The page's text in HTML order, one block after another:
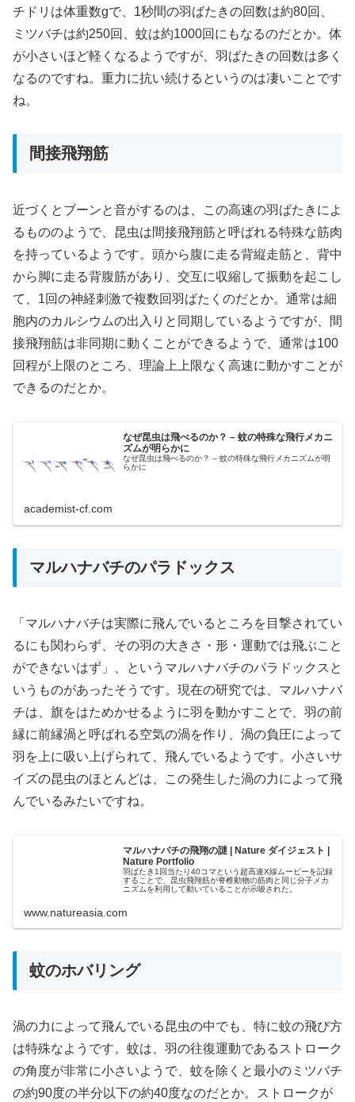
チドリは体重数gで、1秒間の羽ばたきの回数は約80回、
ミツバチは約250回、蚊は約1000回にもなるのだとか。体
が小さいほど軽くなるようですが、羽ばたきの回数は多く
なるのですね。重力に抗い続けるというのは凄いことです
ね。
間接飛翔筋
近づくとブーンと音がするのは、この高速の羽ばたきによ
るもののようで、昆虫は間接飛翔筋と呼ばれる特殊な筋肉
を持っているようです。頭から腹に走る背縦走筋と、背中
から脚に走る背腹筋があり、交互に収縮して振動を起こし
て、1回の神経刺激で複数回羽ばたくのだとか。通常は細
胞内のカルシウムの出入りと同期しているようですが、間
接飛翔筋は非同期に動くことができるようで、通常は100
回程が上限のところ、理論上上限なく高速に動かすことが
できるのだとか。
なぜ昆虫は飛べるのか？ – 蚊の特殊な飛行メカニ
ズムが明らかに
なぜ昆虫は飛べるのか？ – 蚊の特殊な飛行メカニズムが明
らかに
academist-cf.com
マルハナバチのパラドックス
「マルハナバチは実際に飛んでいるところを目撃されてい
るにも関わらず、その羽の大きさ・形・運動では飛ぶこと
ができないはず」、というマルハナバチのパラドックスと
いうものがあったそうです。現在の研究では、マルハナバ
チは、旗をはためかせるように羽を動かすことで、羽の前
縁に前縁渦と呼ばれる空気の渦を作り、渦の負圧によって
羽を上に吸い上げられて、飛んでいるようです。小さいサ
イズの昆虫のほとんどは、この発生した渦の力によって飛
んでいるみたいですね。
マルハナバチの飛翔の謎 | Nature ダイジェスト |
Nature Portfolio
羽ばたき1回当たり40コマという超高速X線ムービーを記録
することで、昆虫飛翔筋が脊椎動物の筋肉と同じ分子メカ
ニズムを利用して動いていることが示唆された。
www.natureasia.com
蚊のホバリング
渦の力によって飛んでいる昆虫の中でも、特に蚊の飛び方
は特殊なようです。蚊は、羽の往復運動であるストローク
の角度が非常に小さいようで、蚊を除くと最小のミツバチ
の約90度の半分以下の約40度なのだとか。ストロークが